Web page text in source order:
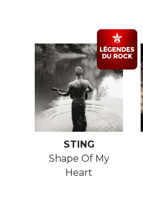
STING
Shape Of My
Heart